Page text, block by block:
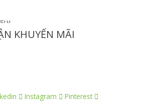
KHUYẾN MÃI
Instagram Pinterest